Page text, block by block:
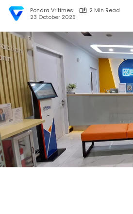
Pondra Vritimes
2 Min Read
23 October 2025